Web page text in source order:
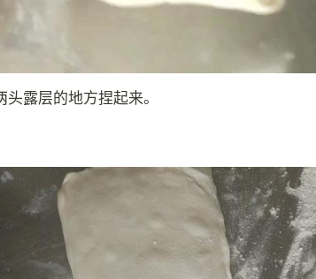
头露层的地方捏起来。